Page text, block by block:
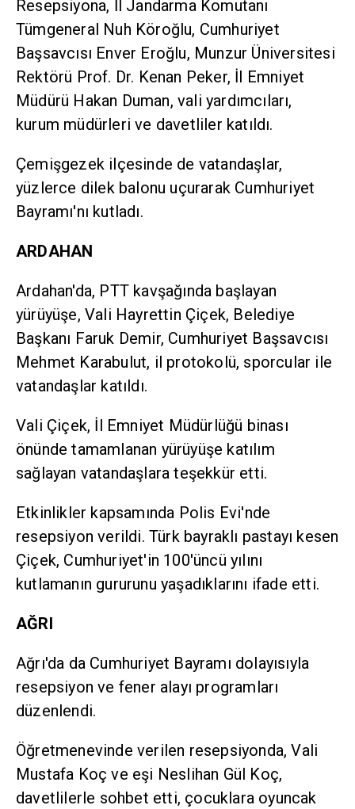
Resepsiyona, İl Jandarma Komutanı
Tümgeneral Nuh Köroğlu, Cumhuriyet
Başsavcısı Enver Eroğlu, Munzur Üniversitesi
Rektörü Prof. Dr. Kenan Peker, İl Emniyet
Müdürü Hakan Duman, vali yardımcıları,
kurum müdürleri ve davetliler katıldı.
Çemişgezek ilçesinde de vatandaşlar,
yüzlerce dilek balonu uçurarak Cumhuriyet
Bayramı'nı kutladı.
ARDAHAN
Ardahan'da, PTT kavşağında başlayan
yürüyüşe, Vali Hayrettin Çiçek, Belediye
Başkanı Faruk Demir, Cumhuriyet Başsavcısı
Mehmet Karabulut, il protokolü, sporcular ile
vatandaşlar katıldı.
Vali Çiçek, İl Emniyet Müdürlüğü binası
önünde tamamlanan yürüyüşe katılım
sağlayan vatandaşlara teşekkür etti.
Etkinlikler kapsamında Polis Evi'nde
resepsiyon verildi. Türk bayraklı pastayı kesen
Çiçek, Cumhuriyet'in 100'üncü yılını
kutlamanın gururunu yaşadıklarını ifade etti.
AĞRI
Ağrı'da da Cumhuriyet Bayramı dolayısıyla
resepsiyon ve fener alayı programları
düzenlendi.
Öğretmenevinde verilen resepsiyonda, Vali
Mustafa Koç ve eşi Neslihan Gül Koç,
davetlilerle sohbet etti, çocuklara oyuncak